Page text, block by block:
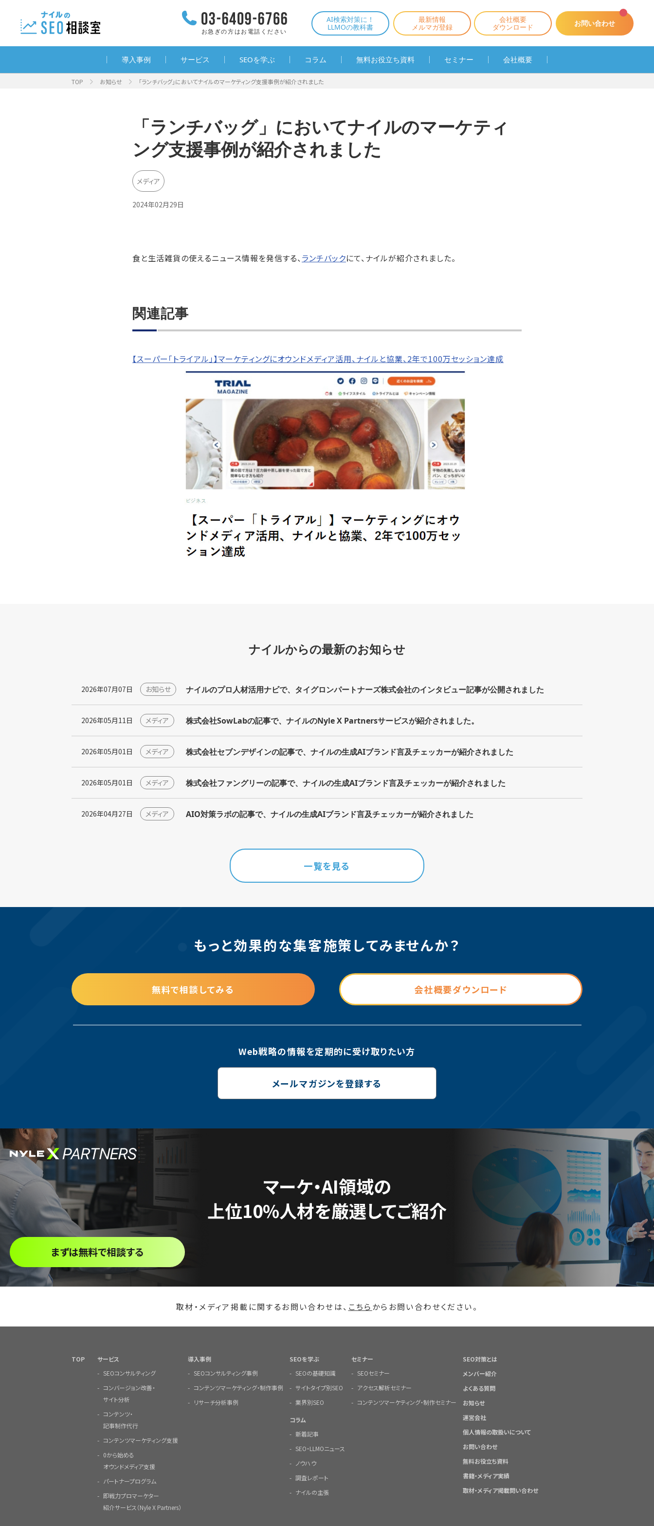
お急ぎの方はお電話ください
AI検索対策に！
LLMOの教科書
最新情報
メルマガ登録
会社概要
ダウンロード
お問い合わせ
導入事例 サービス SEOを学ぶ コラム 無料お役立ち資料 セミナー 会社概要
TOP お知らせ 「ランチバッグ」においてナイルのマーケティング支援事例が紹介されました
「ランチバッグ」においてナイルのマーケティ
ング支援事例が紹介されました
メディア
2024年02月29日
食と生活雑貨の使えるニュース情報を発信する、ランチバックにて、ナイルが紹介されました。
関連記事
【スーパー「トライアル」】マーケティングにオウンドメディア活用、ナイルと協業、2年で100万セッション達成
ナイルからの最新のお知らせ
2026年07月07日 お知らせ ナイルのプロ人材活用ナビで、タイグロンパートナーズ株式会社のインタビュー記事が公開されました
2026年05月11日 メディア 株式会社SowLabの記事で、ナイルのNyle X Partnersサービスが紹介されました。
2026年05月01日 メディア 株式会社セブンデザインの記事で、ナイルの生成AIブランド言及チェッカーが紹介されました
2026年05月01日 メディア 株式会社ファングリーの記事で、ナイルの生成AIブランド言及チェッカーが紹介されました
2026年04月27日 メディア AIO対策ラボの記事で、ナイルの生成AIブランド言及チェッカーが紹介されました
一覧を見る
もっと効果的な集客施策してみませんか？
無料で相談してみる 会社概要ダウンロード
Web戦略の情報を定期的に受け取りたい方
メールマガジンを登録する
マーケ・AI領域の
上位10%人材を厳選してご紹介
まずは無料で相談する
取材・メディア掲載に関するお問い合わせは、 こちら からお問い合わせください。
TOP
サービス
SEOコンサルティング
コンバージョン改善・
サイト分析
コンテンツ・
記事制作代行
コンテンツマーケティング支援
0から始める
オウンドメディア支援
パートナープログラム
即戦力プロマーケター
紹介サービス（Nyle X Partners）
導入事例
SEOコンサルティング事例
コンテンツマーケティング・制作事例
リサーチ分析事例
SEOを学ぶ
SEOの基礎知識
サイトタイプ別SEO
業界別SEO
コラム
新着記事
SEO・LLMOニュース
ノウハウ
調査レポート
ナイルの主張
セミナー
SEOセミナー
アクセス解析セミナー
コンテンツマーケティング・制作セミナー
SEO対策とは
メンバー紹介
よくある質問
お知らせ
運営会社
個人情報の取扱いについて
お問い合わせ
無料お役立ち資料
書籍・メディア実績
取材・メディア掲載問い合わせ